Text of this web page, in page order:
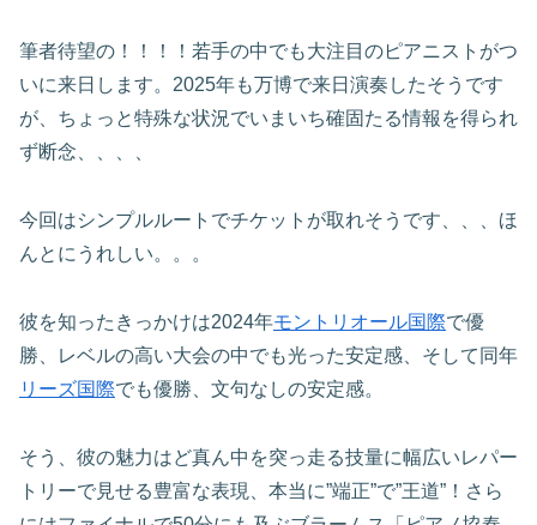
筆者待望の！！！！若手の中でも大注目のピアニストがつ
いに来日します。2025年も万博で来日演奏したそうです
が、ちょっと特殊な状況でいまいち確固たる情報を得られ
ず断念、、、、
今回はシンプルルートでチケットが取れそうです、、、ほ
んとにうれしい。。。
彼を知ったきっかけは2024年モントリオール国際で優
勝、レベルの高い大会の中でも光った安定感、そして同年
リーズ国際でも優勝、文句なしの安定感。
そう、彼の魅力はど真ん中を突っ走る技量に幅広いレパー
トリーで見せる豊富な表現、本当に”端正”で”王道”！さら